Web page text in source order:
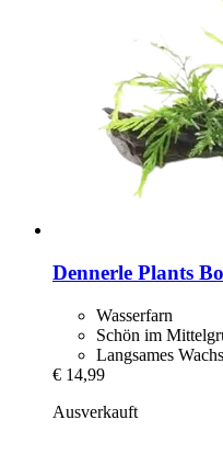
Dennerle Plants
Wasserfarn
Schön im
Langsames
€ 14,99
Ausverkauft